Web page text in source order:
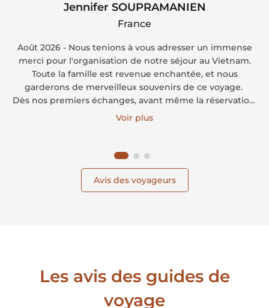
Jennifer SOUPRAMANIEN
France
Août 2026 - Nous tenions à vous adresser un immense
merci pour l'organisation de notre séjour au Vietnam.
Toute la famille est revenue enchantée, et nous
garderons de merveilleux souvenirs de ce voyage.
Dès nos premiers échanges, avant même la réservation,
vous avez pris le temps d'écouter nos attentes, de
Nous nous sommes tout de suite sentis en confiance.
Voir plus
Avis des voyageurs
Les avis des guides de
voyage